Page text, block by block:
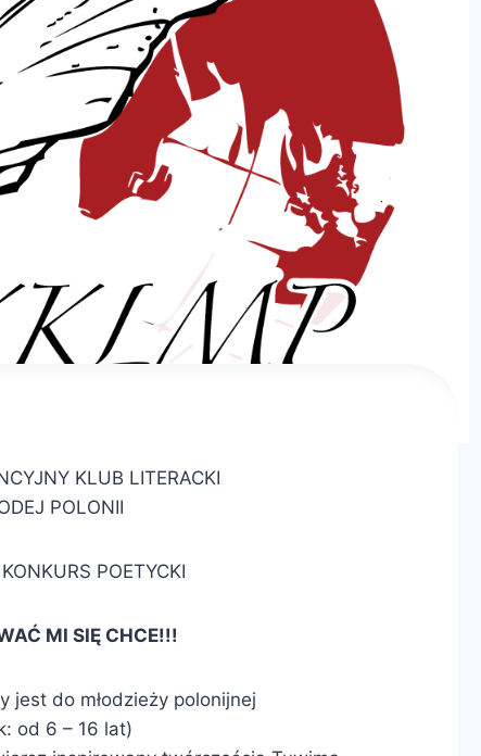
KLUB LITERACKI
POLONII
POETYCKI
MI SIĘ CHCE!!!
jest do młodzieży polonijnej
od 6 – 16 lat)